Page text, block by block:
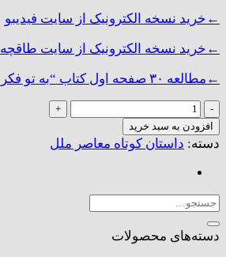
←خرید نسخه الکترونیک از سایت فیدیبو
←خرید نسخه الکترونیک از سایت طاقچه
←مطالعه ۳۰ صفحه اول کتاب “به تو فکر می‌کنم”
به
تو
فکر
عدد
افزودن به سبد خرید
دسته: داستان کوتاه معاصر ملل
جستجو
برای:
دسته‌های محصولات